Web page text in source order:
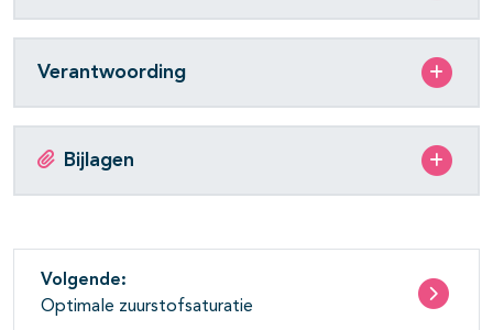
Verantwoording
Bijlagen
Volgende:
Optimale zuurstofsaturatie